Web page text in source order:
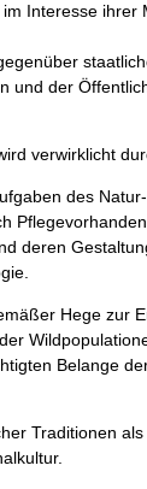
Interesse ihrer
und der
verwirklicht
des
deren
Hege zur
Belange
Traditionen